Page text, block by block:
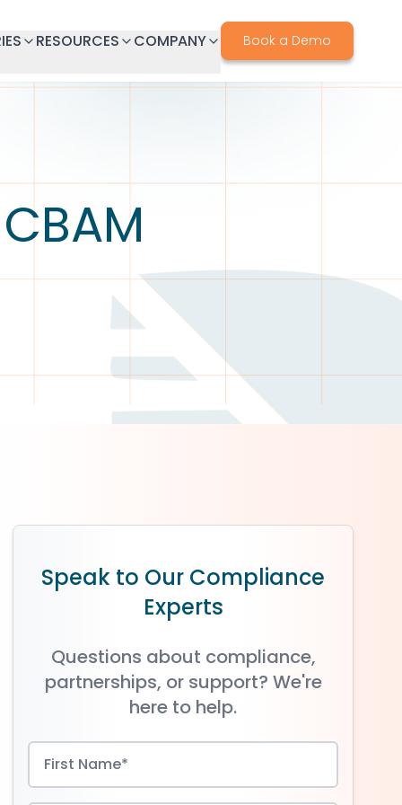
RESOURCES COMPANY Book a Demo
Speak to Our Compliance
Experts
Questions about compliance,
partnerships, or support? We're
here to help.